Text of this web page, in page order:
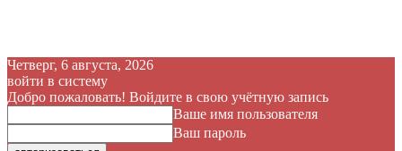
Четверг, 6 августа, 2026
войти в систему
Добро пожаловать! Войдите в свою учётную запись
Ваше имя пользователя
Ваш пароль